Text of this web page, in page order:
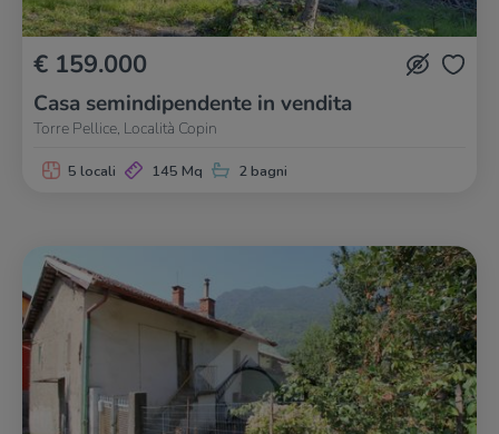
€ 159.000
Casa semindipendente in vendita
Torre Pellice, Località Copin
5 locali 145 Mq 2 bagni